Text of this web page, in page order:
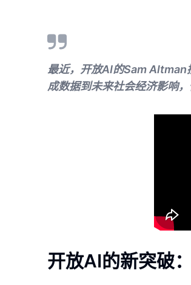
最近，开放AI的Sam Altman
成数据到未来社会经济影响
开放AI的新突破